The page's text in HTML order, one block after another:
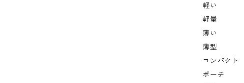
軽い
軽量
薄い
薄型
コンパクト
ポーチ